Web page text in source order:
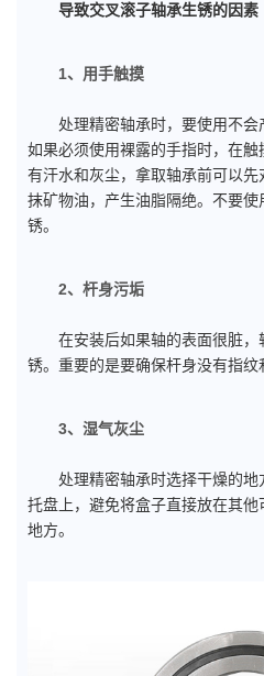
导致交叉滚子轴承生锈的因素
1、用手触摸
处理精密轴承时，要使用不会
如果必须使用裸露的手指时，在
有汗水和灰尘，拿取轴承前可以
抹矿物油，产生油脂隔绝。不要
锈。
2、杆身污垢
在安装后如果轴的表面很脏，
锈。重要的是要确保杆身没有指纹
3、湿气灰尘
处理精密轴承时选择干燥的地
托盘上，避免将盒子直接放在其
地方。